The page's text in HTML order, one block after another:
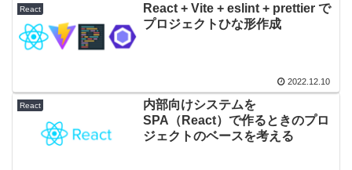
React
React + Vite + eslint + prettier で
プロジェクトひな形作成
2022.12.10
React
内部向けシステムを
SPA（React）で作るときのプロ
ジェクトのベースを考える